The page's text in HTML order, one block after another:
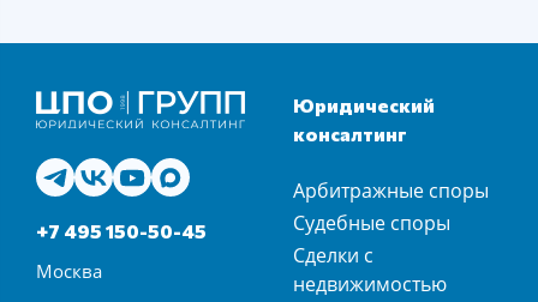
+7 495 150-50-45
Москва
Юридический
консалтинг
Арбитражные споры
Судебные споры
Сделки с
недвижимостью